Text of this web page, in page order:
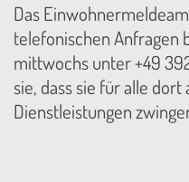
Das
telefonischen Anfragen
mittwochs unter +49
sie, dass sie für alle dort
Dienstleistungen